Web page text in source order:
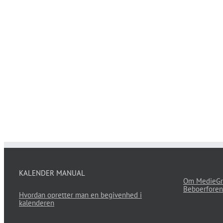
KALENDER MANUAL
Hvordan opretter man en begivenhed i
kalenderen
Om